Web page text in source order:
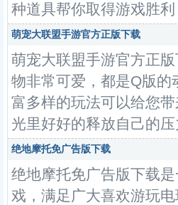
种道具帮你取得游戏胜
萌宠大联盟手游官方正版下载
萌宠大联盟手游官方正
物非常可爱，都是Q版
富多样的玩法可以给您
光里好好的释放自己的
绝地摩托免广告版下载
绝地摩托免广告版下载
戏，满足广大喜欢游玩